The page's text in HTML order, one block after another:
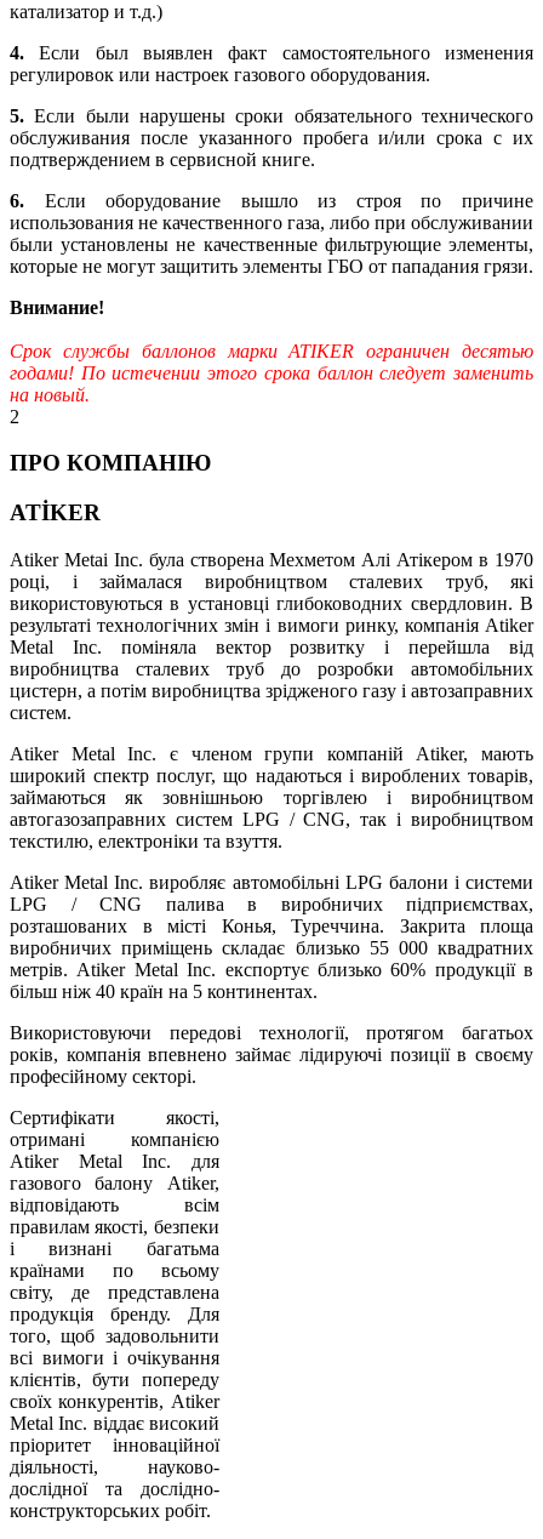
катализатор и т.д.)
4. Если был выявлен факт самостоятельного изменения
регулировок или настроек газового оборудования.
5. Если были нарушены сроки обязательного технического
обслуживания после указанного пробега и/или срока с их
подтверждением в сервисной книге.
6. Если оборудование вышло из строя по причине
использования не качественного газа, либо при обслуживании
были установлены не качественные фильтрующие элементы,
которые не могут защитить элементы ГБО от пападания грязи.
Внимание!
Срок службы баллонов марки ATIKER ограничен десятью
годами! По истечении этого срока баллон следует заменить
на новый.
2
ПРО КОМПАНІЮ
ATİKER
Atiker Metai Inc. була створена Мехметом Алі Атікером в 1970
році, і займалася виробництвом сталевих труб, які
використовуються в установці глибоководних свердловин. В
результаті технологічних змін і вимоги ринку, компанія Atiker
Metal Inc. поміняла вектор розвитку і перейшла від
виробництва сталевих труб до розробки автомобільних
цистерн, а потім виробництва зрідженого газу і автозаправних
систем.
Atiker Metal Inc. є членом групи компаній Atiker, мають
широкий спектр послуг, що надаються і вироблених товарів,
займаються як зовнішньою торгівлею і виробництвом
автогазозаправних систем LPG / CNG, так і виробництвом
текстилю, електроніки та взуття.
Atiker Metal Inc. виробляє автомобільні LPG балони і системи
LPG / CNG палива в виробничих підприємствах,
розташованих в місті Конья, Туреччина. Закрита площа
виробничих приміщень складає близько 55 000 квадратних
метрів. Atiker Metal Inc. експортує близько 60% продукції в
більш ніж 40 країн на 5 континентах.
Використовуючи передові технології, протягом багатьох
років, компанія впевнено займає лідируючі позиції в своєму
професійному секторі.
Сертифікати якості,
отримані компанією
Atiker Metal Inc. для
газового балону Atiker,
відповідають всім
правилам якості, безпеки
і визнані багатьма
країнами по всьому
світу, де представлена
продукція бренду. Для
того, щоб задовольнити
всі вимоги і очікування
клієнтів, бути попереду
своїх конкурентів, Atiker
Metal Inc. віддає високий
пріоритет інноваційної
діяльності, науково-
дослідної та дослідно-
конструкторських робіт.